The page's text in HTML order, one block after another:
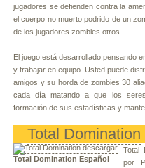
jugadores se defienden contra la
el cuerpo no muerto podrido de un
de los jugadores zombies otros.
El juego está desarrollado pensando
y trabajar en equipo. Usted puede
amigos y su horda de zombies 30
cada día matando a que los
formación de sus estadísticas y
Total Domination
Total Domination Español
Total
por